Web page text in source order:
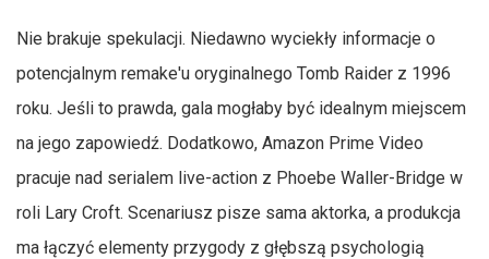
Nie brakuje spekulacji. Niedawno wyciekły informacje o
potencjalnym remake'u oryginalnego Tomb Raider z 1996
roku. Jeśli to prawda, gala mogłaby być idealnym miejscem
na jego zapowiedź. Dodatkowo, Amazon Prime Video
pracuje nad serialem live-action z Phoebe Waller-Bridge w
roli Lary Croft. Scenariusz pisze sama aktorka, a produkcja
ma łączyć elementy przygody z głębszą psychologią